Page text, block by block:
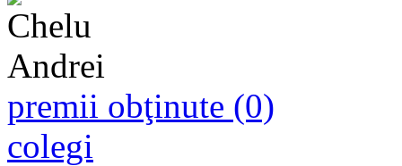
premii obţinute (0)
colegi